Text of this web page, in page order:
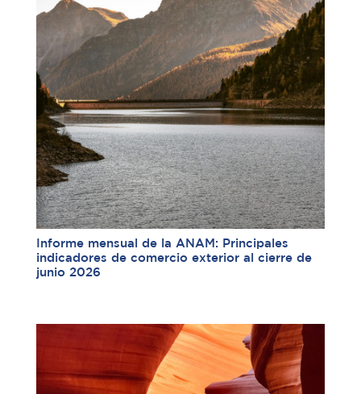
Informe mensual de la ANAM: Principales
indicadores de comercio exterior al cierre de
junio 2026